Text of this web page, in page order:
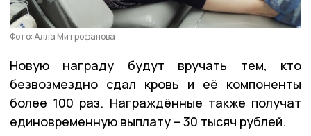
Фото: Алла Митрофанова
Новую награду будут вручать тем, кто
безвозмездно сдал кровь и её компоненты
более 100 раз. Награждённые также получат
единовременную выплату – 30 тысяч рублей.